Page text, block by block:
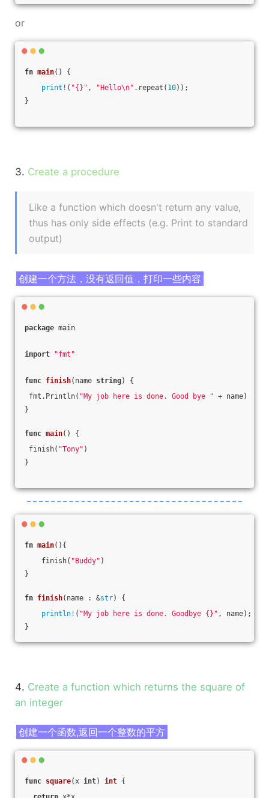
or
fn main() {
print! ( "{}" , "Hello\n" .repeat( 10));
}
3. Create a procedure
Like a function which doesn't return any value,
thus has only side effects (e.g. Print to standard
output)
创建一个方法，没有返回值，打印一些内容
package main
import "fmt"
func finish(name string)
{
fmt.Println( "My job here is done. Good bye " + name)
}
func main()
{
finish( "Tony" )
}
fn main(){
finish( "Buddy" )
}
fn finish(name : &str) {
println! ( "My job here is done. Goodbye {}" , name);
}
4. Create a function which returns the square of
an integer
创建一个函数,返回一个整数的平方
func square(x int) int {